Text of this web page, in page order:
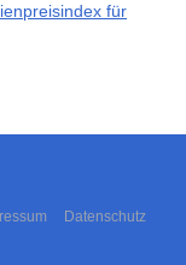
für
Datenschutz